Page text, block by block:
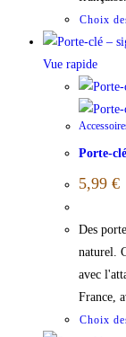
Choix
Vue rapide
Porte-
5,99 €
Des
naturel.
avec
France,
Choix